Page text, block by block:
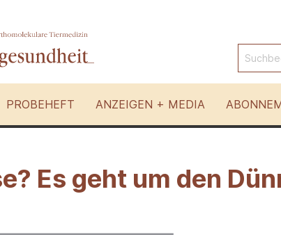
PROBEHEFT ANZEIGEN + MEDIA
Es geht um den